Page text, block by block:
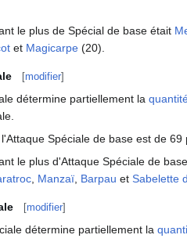
le plus de Spécial de base était
et Magicarpe (20).
[modifier]
détermine partiellement la
Spéciale de base est de
le plus d'Attaque Spéciale de
, Manzaï, Barpau et Sabelette
[modifier]
détermine partiellement la